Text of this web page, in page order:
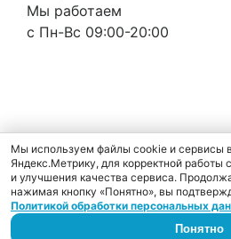
Мы работаем
с Пн-Вc 09:00-20:00
Мы используем файлы cookie и сервисы
Яндекс.Метрику, для корректной работы
и улучшения качества сервиса.
нажимая кнопку «Понятно», вы
Политикой обработки персональных
Понятно